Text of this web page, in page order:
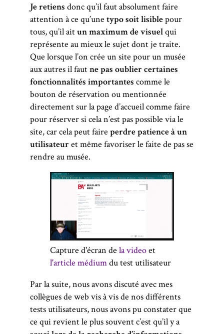
Je retiens donc qu’il faut absolument faire
attention à ce qu’une typo soit lisiblepour
tous, qu’il aitun maximum de visuelqui
représente au mieux le sujet dont je traite.
Que lorsque l’on crée un site pour un musée
aux autres il fautne pas oublier certaines
fonctionnalités importantes comme le
bouton de réservation ou mentionnée
directement sur la page d’accueil comme faire
pour réserver si cela n’est pas possible via le
site, car cela peut faire perdre patience à un
utilisateur et même favoriser le faite de pas se
rendre au musée.
Capture d'écran de la videoet
l'article médiumdu test utilisateur
Par la suite, nous avons discuté avec mes
collègues de web vis à vis de nos différents
tests utilisateurs, nous avons pu constater que
ce qui revient le plus souvent c’est qu’il y a